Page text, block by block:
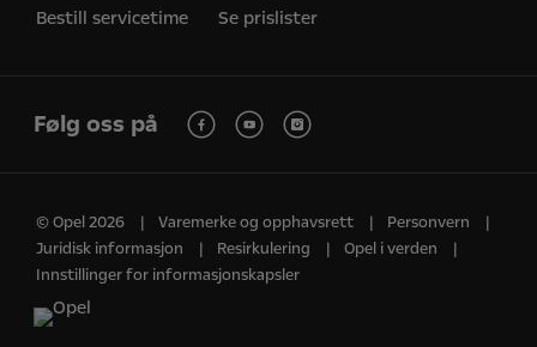
Bestill servicetime Se prislister
Følg oss på
© Opel 2026 Varemerke og opphavsrett
Personvern
Juridisk informasjon
Resirkulering
Opel i verden
Innstillinger for informasjonskapsler